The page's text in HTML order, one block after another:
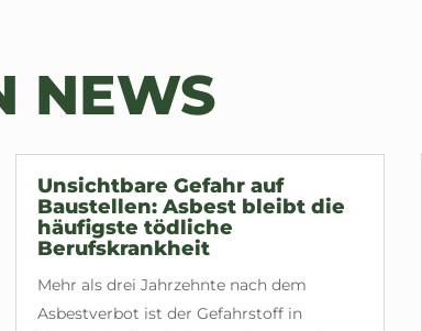
NEWS
Unsichtbare Gefahr auf
Baustellen: Asbest bleibt die
häufigste tödliche
Berufskrankheit
Mehr als drei Jahrzehnte nach dem
Asbestverbot ist der Gefahrstoff in